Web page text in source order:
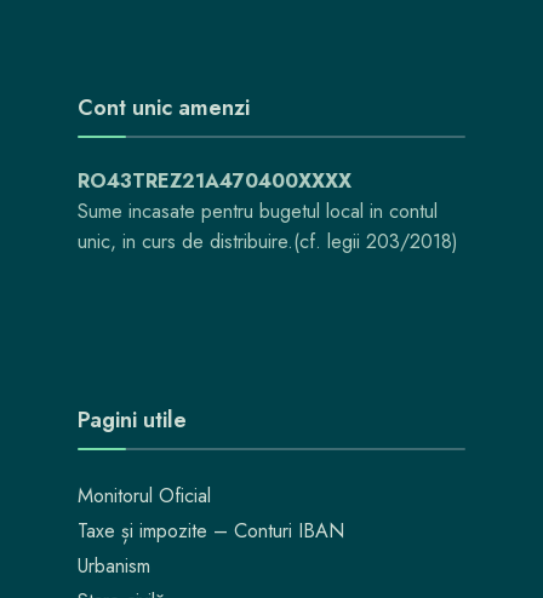
Cont unic amenzi
RO43TREZ21A470400XXXX
Sume incasate pentru bugetul local in contul
unic, in curs de distribuire.(cf. legii 203/2018)
Pagini utile
Monitorul Oficial
Taxe și impozite – Conturi IBAN
Urbanism